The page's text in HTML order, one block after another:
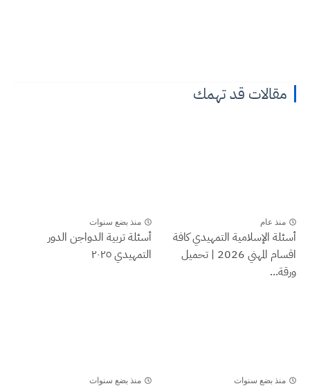
قد تهمك
عام
الإسلامية التمهيدي كافة
اقسام المهني 2026 | تحميل
منذ بضع سنوات
أسئلة تربية الدواجن الدور
التمهيدي ٢٠٢٥
بضع سنوات منذ بضع سنوات